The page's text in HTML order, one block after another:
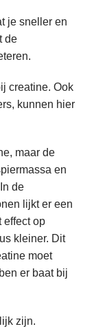
je sneller en
de
creatine. Ook
kunnen hier
maar de
en
de
lijkt er een
effect op
kleiner. Dit
moet
er baat bij
zijn.